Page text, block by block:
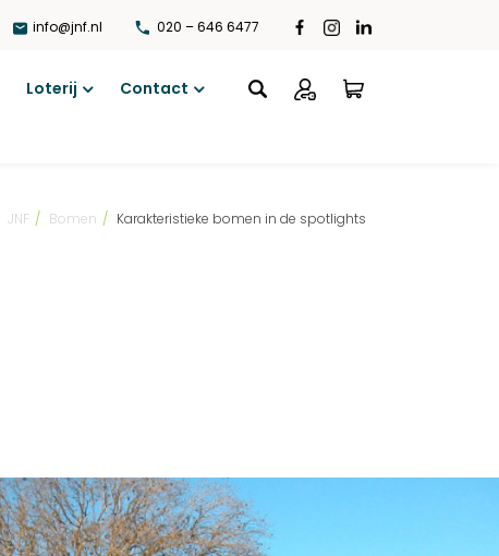
info@jnf.nl 020 – 646 6477
Loterij Contact
JNF / Bomen / Karakteristieke bomen in de spotlights